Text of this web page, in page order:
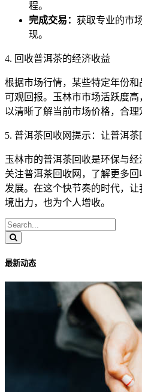
程。
完成交易： 获取专业的市
现。
4. 回收普洱茶的经济收益
根据市场行情，某些特定年份
可观回报。玉林市市场活跃度
以清晰了解当前市场价格，合理
5. 普洱茶回收网提示：让普洱
玉林市的普洱茶回收是环保与
关注普洱茶回收网，了解更多
发展。在这个快节奏的时代，
境出力，也为个人增收。
最新动态